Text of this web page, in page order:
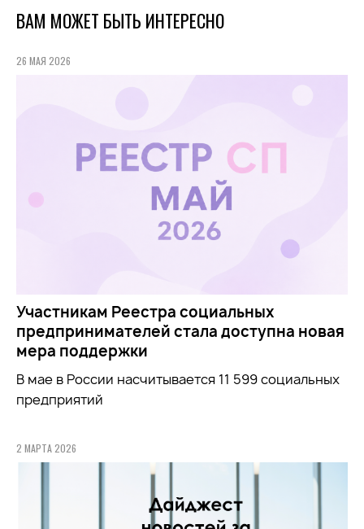
ВАМ МОЖЕТ БЫТЬ ИНТЕРЕСНО
26 МАЯ 2026
Участникам Реестра социальных
предпринимателей стала доступна новая
мера поддержки
В мае в России насчитывается 11 599 социальных
предприятий
2 МАРТА 2026